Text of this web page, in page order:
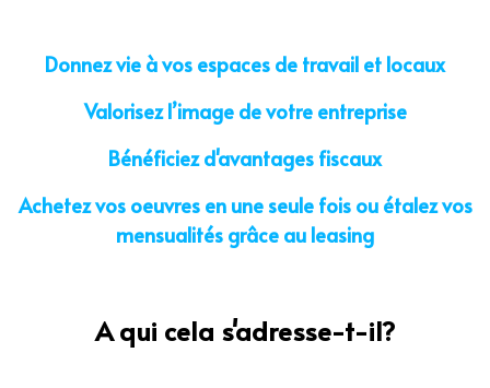
Donnez vie à vos espaces de travail et locaux
Valorisez l’image de votre entreprise
Bénéficiez d'avantages fiscaux
Achetez vos oeuvres en une seule fois ou étalez vos
mensualités grâce au leasing
A qui cela s'adresse-t-il?